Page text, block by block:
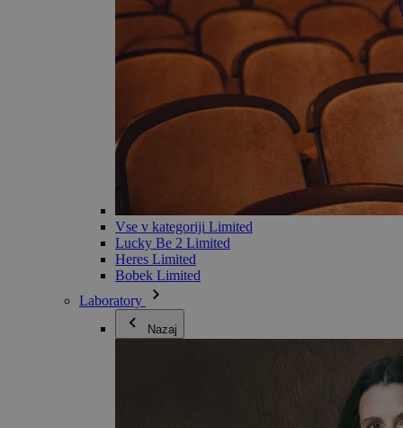
Vse v kategoriji Limited
Lucky Be 2 Limited
Heres Limited
Bobek Limited
Laboratory
Nazaj